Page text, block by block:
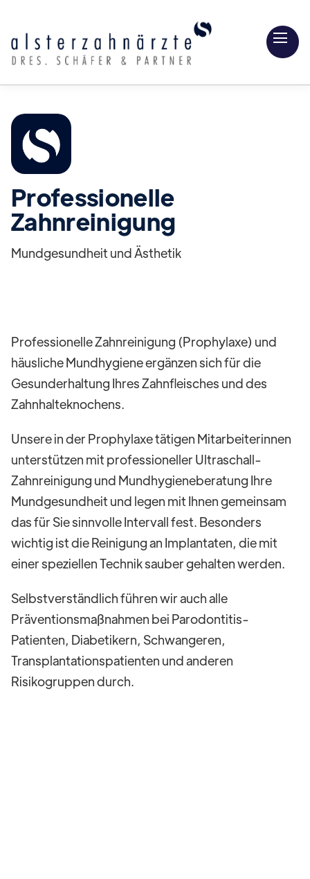
Professionelle
Zahnreinigung
Mundgesundheit und Ästhetik
Professionelle Zahnreinigung (Prophylaxe) und
häusliche Mundhygiene ergänzen sich für die
Gesunderhaltung Ihres Zahnfleisches und des
Zahnhalteknochens.
Unsere in der Prophylaxe tätigen Mitarbeiterinnen
unterstützen mit professioneller Ultraschall-
Zahnreinigung und Mundhygieneberatung Ihre
Mundgesundheit und legen mit Ihnen gemeinsam
das für Sie sinnvolle Intervall fest. Besonders
wichtig ist die Reinigung an Implantaten, die mit
einer speziellen Technik sauber gehalten werden.
Selbstverständlich führen wir auch alle
Präventionsmaßnahmen bei Parodontitis-
Patienten, Diabetikern, Schwangeren,
Transplantationspatienten und anderen
Risikogruppen durch.